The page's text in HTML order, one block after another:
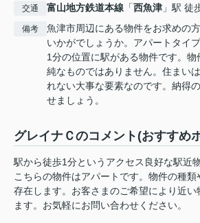
交通 富山地方鉄道本線 「西魚津 」駅 徒
備考
魚津市周辺にある物件をお求めの
いかがでしょうか。アパートタイ
1分の位置に駅がある物件です。
純なものではありません。住まい
れない大事な要素なのです。納得
せましょう。
グレイナＣのコメント(おすすめ
駅から徒歩1分というアクセス良好な駅近
こちらの物件はアパートです。物件の種類
存在します。お客さまのご希望により近い
ます。お気軽にお問い合わせください。